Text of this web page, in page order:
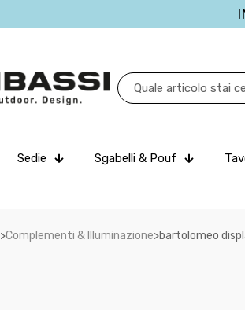
Sedie Sgabelli & Pouf
>Complementi & Illuminazione>bartolomeo